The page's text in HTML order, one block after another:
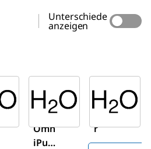
Unterschiede
anzeigen
Aldrich
9801-
Omn
iPur
Aldrich
W1754
Wasse
r